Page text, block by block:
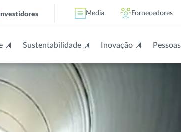
Media Fornecedores
Sustentabilidade Inovação Pessoas